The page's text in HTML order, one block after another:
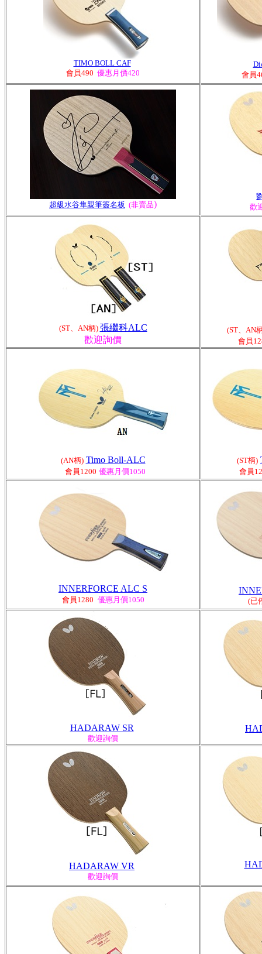
TIMO BOLL CAF
會員490 優惠月價420
會員
超級水谷隼親筆簽名板 (非賣品)
歡
(ST、AN柄) 張繼科ALC
歡迎詢價
(ST、AN
會員
(AN柄) Timo Boll-ALC
會員1200 優惠月價1050
(ST柄)
會員
INNERFORCE ALC S
會員1280 優惠月價1050 (已
HADARAW SR
歡迎詢價
HADARAW VR
歡迎詢價